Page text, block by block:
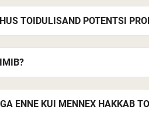
TOIDULISAND POTENTSI
ENNE KUI MENNEX HAKKAB